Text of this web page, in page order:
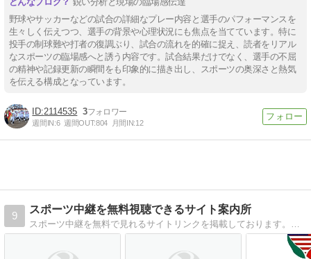
野球やサッカーなどの試合の詳細なプレー内容と選手のパフォーマンスを
生々しく伝えつつ、選手の背景や心理状況にも焦点を当てています。特に
投手の制球難や打者の復調ぶり、試合の流れを的確に捉え、読者をリアル
なスポーツの臨場感へと誘う内容です。試合結果だけでなく、選手の不屈
の精神や記録更新の瞬間をも印象的に描き出し、スポーツの奥深さと熱気
を伝える構成となっています。
2114535 3
週間IN:6 週間OUT:804 月間IN:12
9
スポーツ中継を無料視聴できるサイト案内所
スポーツ中継を無料で見れるサイトリンクを掲載しております。プロ野球全試合、MLB全試合、海外サッカー、NBA、NFL、NHL、国際大会（W杯、WBC）など様々なスポーツを無料でご覧になれます。